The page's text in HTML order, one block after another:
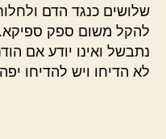
שלושים כנגד הדם
להקל משום ספק ספיקא.
נתבשל ואינו יודע אם
לא הדיחו ויש להדיחו